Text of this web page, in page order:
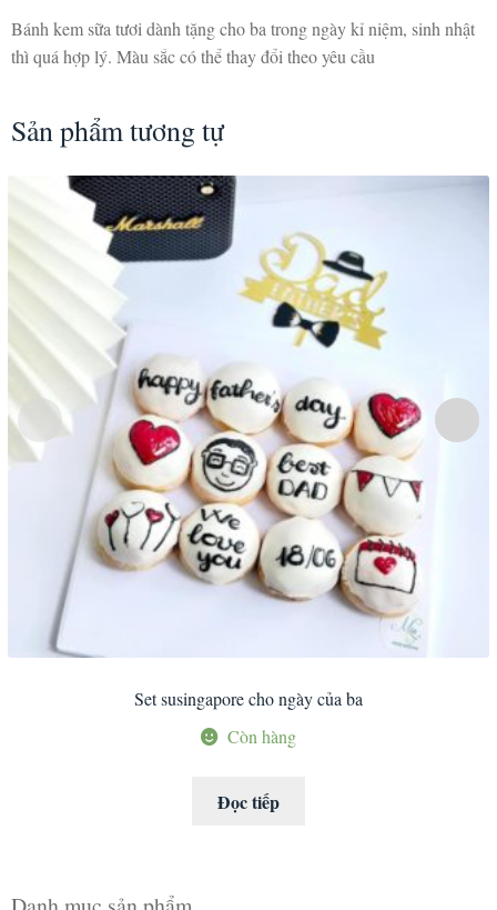
Bánh kem sữa tươi dành tặng cho ba trong ngày kỉ niệm, sinh nhật
thì quá hợp lý. Màu sắc có thể thay đổi theo yêu cầu
Sản phẩm tương tự
Set susingapore cho ngày của ba
Còn hàng
Đọc tiếp